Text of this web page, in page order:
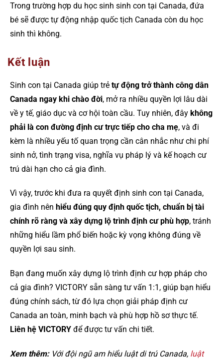
Trong trường hợp du học sinh sinh con tại Canada, đứa
bé sẽ được tự động nhập quốc tịch Canada còn du học
sinh thì không.
Kết luận
Sinh con tại Canada giúp trẻ tự động trở thành công dân
Canada ngay khi chào đời, mở ra nhiều quyền lợi lâu dài
về y tế, giáo dục và cơ hội toàn cầu. Tuy nhiên, đây không
phải là con đường định cư trực tiếp cho cha mẹ, và đi
kèm là nhiều yếu tố quan trọng cần cân nhắc như chi phí
sinh nở, tình trạng visa, nghĩa vụ pháp lý và kế hoạch cư
trú dài hạn cho cả gia đình.
Vì vậy, trước khi đưa ra quyết định sinh con tại Canada,
gia đình nên hiểu đúng quy định quốc tịch, chuẩn bị tài
chính rõ ràng và xây dựng lộ trình định cư phù hợp, tránh
những hiểu lầm phổ biến hoặc kỳ vọng không đúng về
quyền lợi sau sinh.
Bạn đang muốn xây dựng lộ trình định cư hợp pháp cho
cả gia đình? VICTORY sẵn sàng tư vấn 1:1, giúp bạn hiểu
đúng chính sách, từ đó lựa chọn giải pháp định cư
Canada an toàn, minh bạch và phù hợp hồ sơ thực tế.
Liên hệ VICTORY để được tư vấn chi tiết.
Xem thêm:Với đội ngũ am hiểu luật di trú Canada, luật